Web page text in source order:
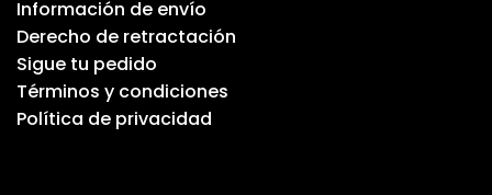
Información de envío
Derecho de retractación
Sigue tu pedido
Términos y condiciones
Política de privacidad